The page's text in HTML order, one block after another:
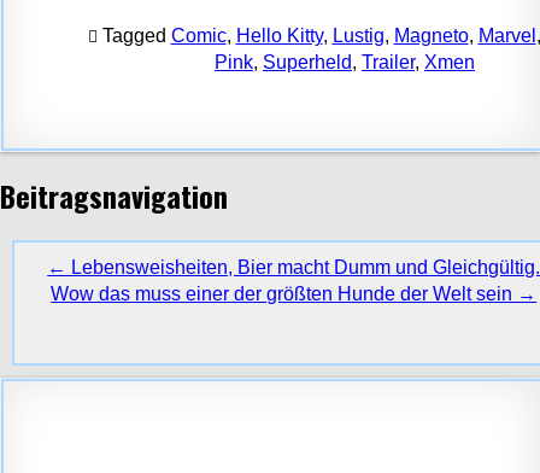
Tagged Comic, Hello Kitty, Lustig, Magneto, Marvel
Pink, Superheld, Trailer, Xmen
Beitragsnavigation
← Lebensweisheiten, Bier macht Dumm und Gleichgültig.
Wow das muss einer der größten Hunde der Welt sein →